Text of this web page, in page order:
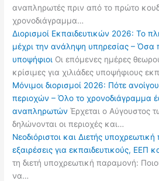
αναπληρωτές πριν από το πρώτο
χρονοδιάγραμμα…
Διορισμοί Εκπαιδευτικών 2026: Το
μέχρι την ανάληψη υπηρεσίας – Όσα
υποψήφιοι Οι επόμενες ημέρες
κρίσιμες για χιλιάδες υποψήφιους
Μόνιμοι διορισμοί 2026: Πότε
περιοχών – Όλο το χρονοδιάγραμμα
αναπληρωτών Έρχεται ο Αύγουστος
δηλώνονται οι περιοχές και…
Νεοδιόριστοι και Διετής
εξαιρέσεις για εκπαιδευτικούς, ΕΕΠ
τη διετή υποχρεωτική παραμονή:
να…